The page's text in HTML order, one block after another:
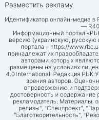
Разместить рекламу
Идентификатор онлайн-медиа в
—
Информационный портал
версию (украинскую, русскую
портала – https://
принадлежат их
авторами которых
размещены на условиях
4.0 International. Редакция РБК-
зрения авторов.
опровержению и
достоверность и содержание
рекламодатель. Материалы,
релизы", "Спецпроект",
"Благотворительность",